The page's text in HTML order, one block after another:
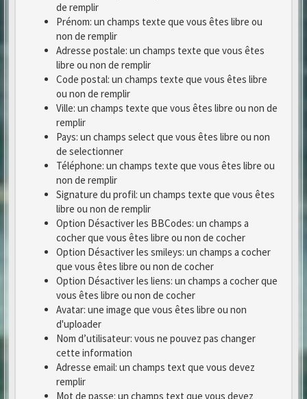
de remplir
Prénom: un champs texte que vous êtes libre ou
non de remplir
Adresse postale: un champs texte que vous êtes
libre ou non de remplir
Code postal: un champs texte que vous êtes libre
ou non de remplir
Ville: un champs texte que vous êtes libre ou non de
remplir
Pays: un champs select que vous êtes libre ou non
de selectionner
Téléphone: un champs texte que vous êtes libre ou
non de remplir
Signature du profil: un champs texte que vous êtes
libre ou non de remplir
Option Désactiver les BBCodes: un champs a
cocher que vous êtes libre ou non de cocher
Option Désactiver les smileys: un champs a cocher
que vous êtes libre ou non de cocher
Option Désactiver les liens: un champs a cocher que
vous êtes libre ou non de cocher
Avatar: une image que vous êtes libre ou non
d'uploader
Nom d’utilisateur: vous ne pouvez pas changer
cette information
Adresse email: un champs text que vous devez
remplir
Mot de passe: un champs text que vous devez